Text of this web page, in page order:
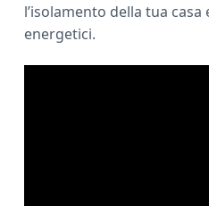
l’isolamento della tua
energetici.